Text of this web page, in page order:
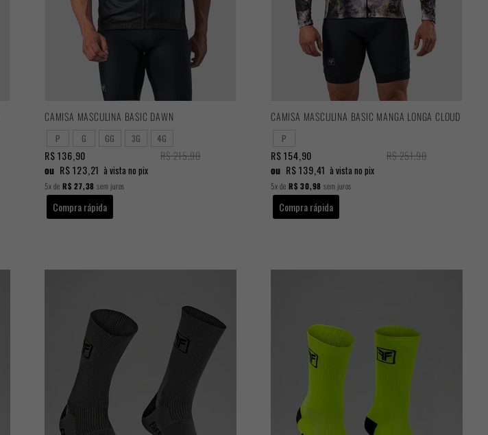
CAMISA MASCULINA BASIC DAWN
P G GG 3G 4G
R$ 215,90
R$ 136,90
ou R$ 123,21 à vista no pix
5xde R$ 27,38 sem juros
Compra rápida
CAMISA MASCULINA BASIC MANGA LONGA CLOUD
P
R$ 251,90
R$ 154,90
ou R$ 139,41 à vista no pix
5xde R$ 30,98 sem juros
Compra rápida